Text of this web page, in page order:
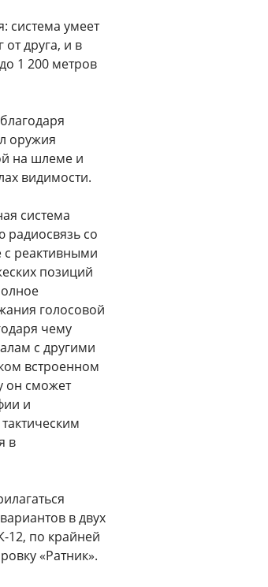
система умеет
друга, и в
1 200 метров
оружия
на шлеме и
видимости.
система
радиосвязь со
с реактивными
позиций
голосовой
чему
с другими
встроенном
он сможет
и
в
в двух
12, по крайней
«Ратник».